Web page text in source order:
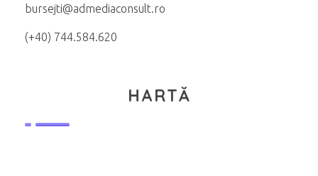
bursejti@admediaconsult.ro
(+40) 744.584.620
HARTĂ